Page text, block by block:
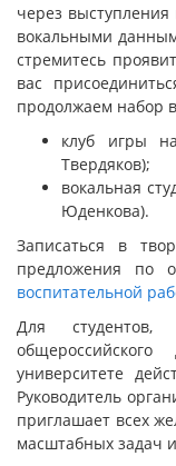
через
вокальными
стремитесь
вас
продолжаем набор
клуб игры
Твердяков);
вокальная
Юденкова).
Записаться в
предложения по
воспитательной
Для
университете
Руководитель
приглашает всех
масштабных задач